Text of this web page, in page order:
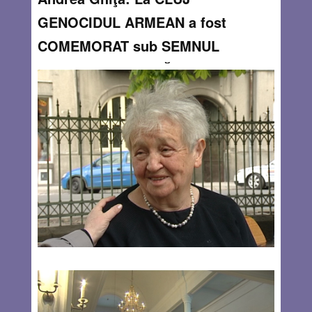
GENOCIDUL ARMEAN a fost
COMEMORAT sub SEMNUL
MULTICULTURALITĂŢII
Andrea Ghiţă
Filiala Cluj a Uniunii Armenilor din România, asemeni
armenilor de pretutindeni, comemorează an de an
Genocidul Armean căruia i-au căzut victimă peste un
milion cinci sute de mii de locuitori de pe teritoriul Turciei,
pentru singura vină de a se
Read more…
APR 27, 2013 0 COMMENTS
EVI SZMUK
ByAndrea Ghiţă